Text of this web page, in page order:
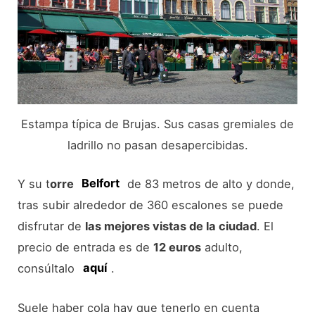
Estampa típica de Brujas. Sus casas gremiales de
ladrillo no pasan desapercibidas.
Y su torre Belfort de 83 metros de alto y donde,
tras subir alrededor de 360 escalones se puede
disfrutar de las mejores vistas de la ciudad. El
precio de entrada es de12 euros adulto,
consúltalo
aquí .
Suele haber cola hay que tenerlo en cuenta